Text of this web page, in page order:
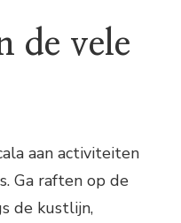
de vele
aan activiteiten
Ga raften op de
de kustlijn,